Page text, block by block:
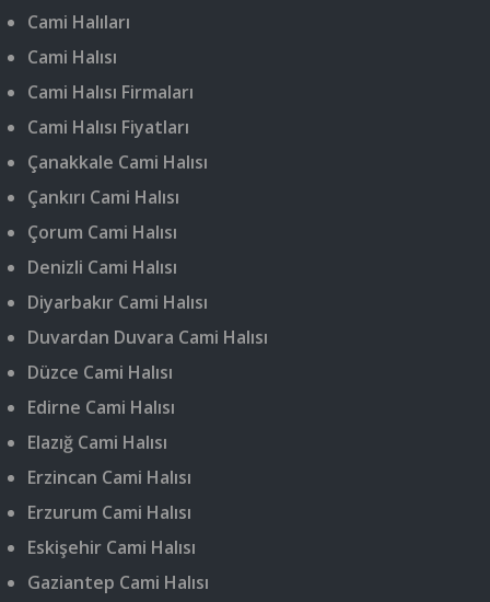
Cami Halıları
Cami Halısı
Cami Halısı Firmaları
Cami Halısı Fiyatları
Çanakkale Cami Halısı
Çankırı Cami Halısı
Çorum Cami Halısı
Denizli Cami Halısı
Diyarbakır Cami Halısı
Duvardan Duvara Cami Halısı
Düzce Cami Halısı
Edirne Cami Halısı
Elazığ Cami Halısı
Erzincan Cami Halısı
Erzurum Cami Halısı
Eskişehir Cami Halısı
Gaziantep Cami Halısı